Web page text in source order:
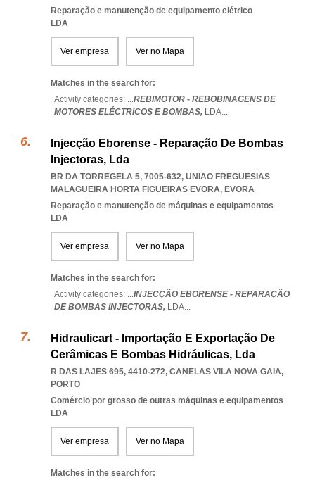
Reparação e manutenção de equipamento elétrico
LDA
Ver empresa Ver no Mapa
Matches in the search for:
Activity categories: ...REBIMOTOR - REBOBINAGENS DE
MOTORES ELÉCTRICOS E BOMBAS, LDA...
Injecção Eborense - Reparação De Bombas
Injectoras, Lda
BR DA TORREGELA 5, 7005-632, UNIAO FREGUESIAS
MALAGUEIRA HORTA FIGUEIRAS EVORA, EVORA
Reparação e manutenção de máquinas e equipamentos
LDA
Ver empresa Ver no Mapa
Matches in the search for:
Activity categories: ...INJECÇÃO EBORENSE - REPARAÇÃO
DE BOMBAS INJECTORAS, LDA...
Hidraulicart - Importação E Exportação De
Cerâmicas E Bombas Hidráulicas, Lda
R DAS LAJES 695, 4410-272, CANELAS VILA NOVA GAIA,
PORTO
Comércio por grosso de outras máquinas e equipamentos
LDA
Ver empresa Ver no Mapa
Matches in the search for: